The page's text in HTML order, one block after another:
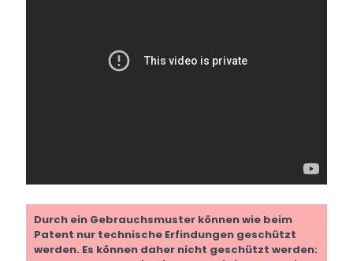
Durch ein Gebrauchsmuster können wie beim
Patent nur technische Erfindungen geschützt
werden. Es können daher nicht geschützt werden: